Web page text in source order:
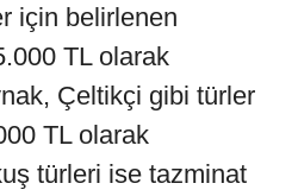
için belirlenen
TL olarak
Çeltikçi gibi türler
TL olarak
türleri ise tazminat